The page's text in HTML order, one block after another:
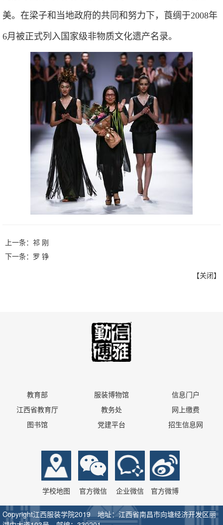
美。在梁子和当地政府的共同和努力下，莨绸于2008年
6月被正式列入国家级非物质文化遗产名录。
上一条： 祁 刚
下一条： 罗 铮
【关闭】
教育部
江西省教育厅
图书馆
服装博物馆
教务处
党建平台
信息门户
网上缴费
招生信息网
学校地图 官方微信 企业微信 官方微博
Copyright江西服装学院2019 地址：江西省南昌市向塘经济开发区丽